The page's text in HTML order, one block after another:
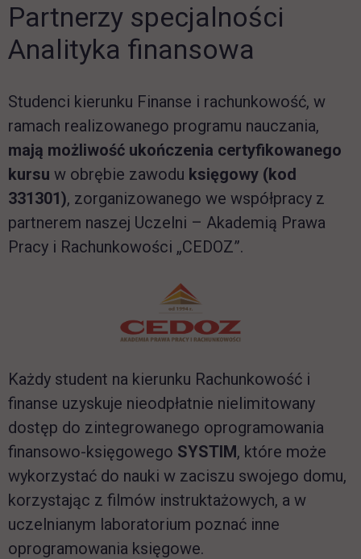
Partnerzy specjalności
Analityka finansowa
Studenci kierunku Finanse i rachunkowość, w
ramach realizowanego programu nauczania,
mają możliwość ukończenia certyfikowanego
kursu w obrębie zawodu księgowy (kod
331301), zorganizowanego we współpracy z
partnerem naszej Uczelni – Akademią Prawa
Pracy i Rachunkowości „CEDOZ”.
link otwiera się w nowej karcie
Każdy student na kierunku Rachunkowość i
finanse uzyskuje nieodpłatnie nielimitowany
dostęp do zintegrowanego oprogramowania
finansowo-księgowego SYSTIM, które może
wykorzystać do nauki w zaciszu swojego domu,
korzystając z filmów instruktażowych, a w
uczelnianym laboratorium poznać inne
oprogramowania księgowe.